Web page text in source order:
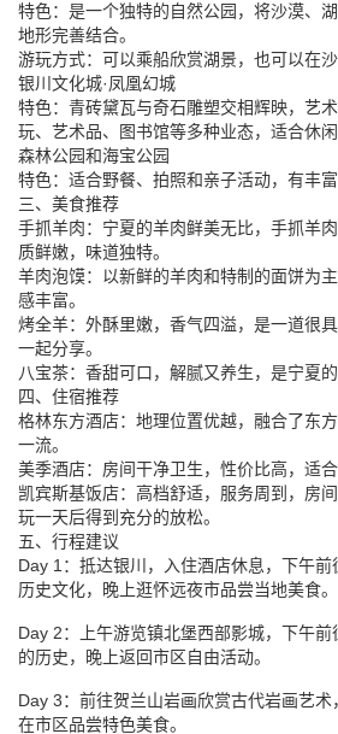
特色：是一个独特的自然公园，将沙漠、
地形完善结合。
游玩方式：可以乘船欣赏湖景，也可以在沙
银川文化城·凤凰幻城
特色：青砖黛瓦与奇石雕塑交相辉映，艺
玩、艺术品、图书馆等多种业态，适合休闲
森林公园和海宝公园
特色：适合野餐、拍照和亲子活动，有丰富
三、美食推荐
手抓羊肉：宁夏的羊肉鲜美无比，手抓羊
质鲜嫩，味道独特。
羊肉泡馍：以新鲜的羊肉和特制的面饼为
感丰富。
烤全羊：外酥里嫩，香气四溢，是一道很
一起分享。
八宝茶：香甜可口，解腻又养生，是宁夏的
四、住宿推荐
格林东方酒店：地理位置优越，融合了东
一流。
美季酒店：房间干净卫生，性价比高，适
凯宾斯基饭店：高档舒适，服务周到，房
玩一天后得到充分的放松。
五、行程建议
Day 1：抵达银川，入住酒店休息，下午
历史文化，晚上逛怀远夜市品尝当地美食。
Day 2：上午游览镇北堡西部影城，下午前
的历史，晚上返回市区自由活动。
Day 3：前往贺兰山岩画欣赏古代岩画艺
在市区品尝特色美食。